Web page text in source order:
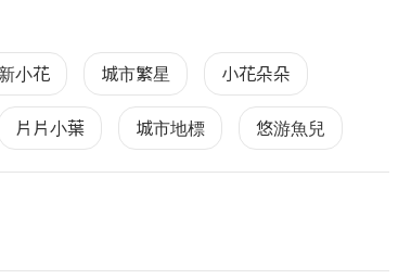
小花 城市繁星 小花朵朵
片片小葉 城市地標 悠游魚兒